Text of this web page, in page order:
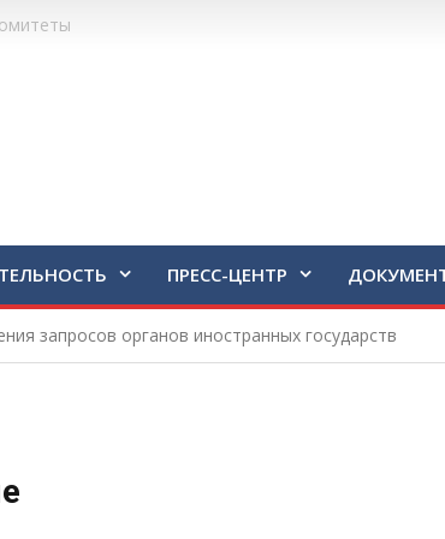
ПРЕСС-ЦЕНТР
запросов органов иностранных государств